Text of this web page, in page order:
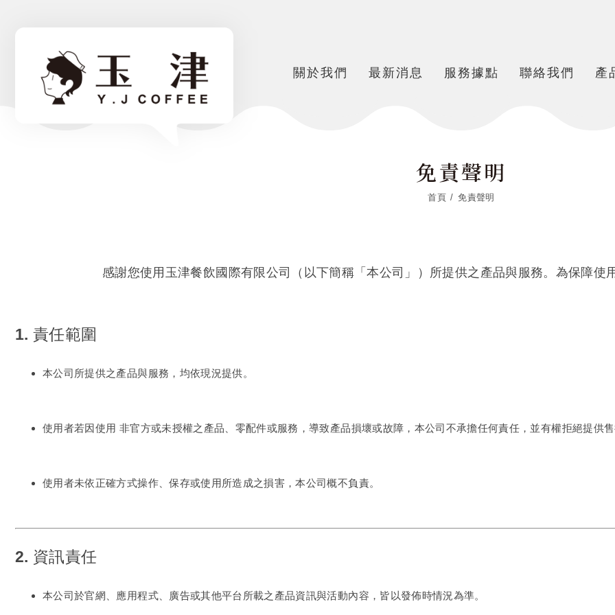
關於我們 最新消息 服務據點 聯絡我們 產
免責聲明
首頁 免責聲明
感謝您使用玉津餐飲國際有限公司（以下簡稱「本公司」）所提供之產品與服務。為保障使
1. 責任範圍
本公司所提供之產品與服務，均依現況提供。
使用者若因使用 非官方或未授權之產品、零配件或服務 ，導致產品損壞或故障，本公司不承擔任何責任，並有權拒絕提供
使用者未依正確方式操作、保存或使用所造成之損害，本公司概不負責。
2. 資訊責任
本公司於官網、應用程式、廣告或其他平台所載之產品資訊與活動內容，皆以發佈時情況為準。